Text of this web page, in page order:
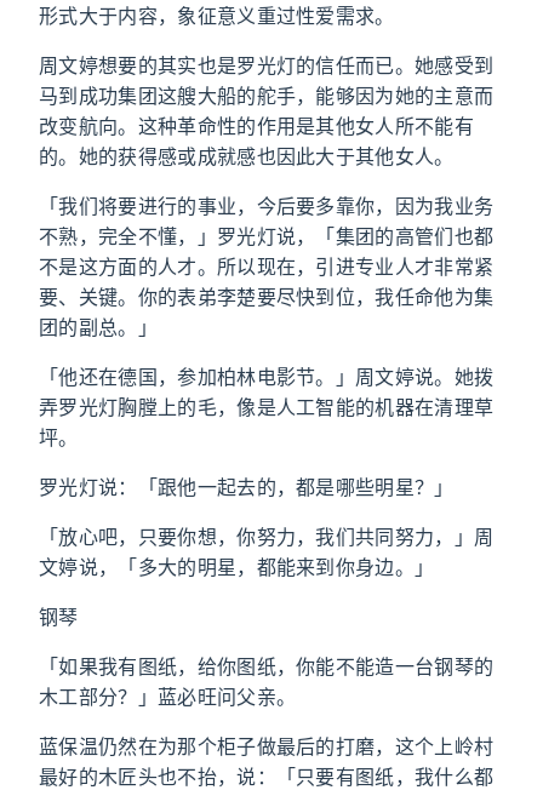
形式大于内容，象征意义重过性爱需求。
周文婷想要的其实也是罗光灯的信任而已。她感受到
马到成功集团这艘大船的舵手，能够因为她的主意而
改变航向。这种革命性的作用是其他女人所不能有
的。她的获得感或成就感也因此大于其他女人。
「我们将要进行的事业，今后要多靠你，因为我业务
不熟，完全不懂，」罗光灯说，「集团的高管们也都
不是这方面的人才。所以现在，引进专业人才非常紧
要、关键。你的表弟李楚要尽快到位，我任命他为集
团的副总。」
「他还在德国，参加柏林电影节。」周文婷说。她拨
弄罗光灯胸膛上的毛，像是人工智能的机器在清理草
坪。
罗光灯说：「跟他一起去的，都是哪些明星？」
「放心吧，只要你想，你努力，我们共同努力，」周
文婷说，「多大的明星，都能来到你身边。」
钢琴
「如果我有图纸，给你图纸，你能不能造一台钢琴的
木工部分？」蓝必旺问父亲。
蓝保温仍然在为那个柜子做最后的打磨，这个上岭村
最好的木匠头也不抬，说：「只要有图纸，我什么都